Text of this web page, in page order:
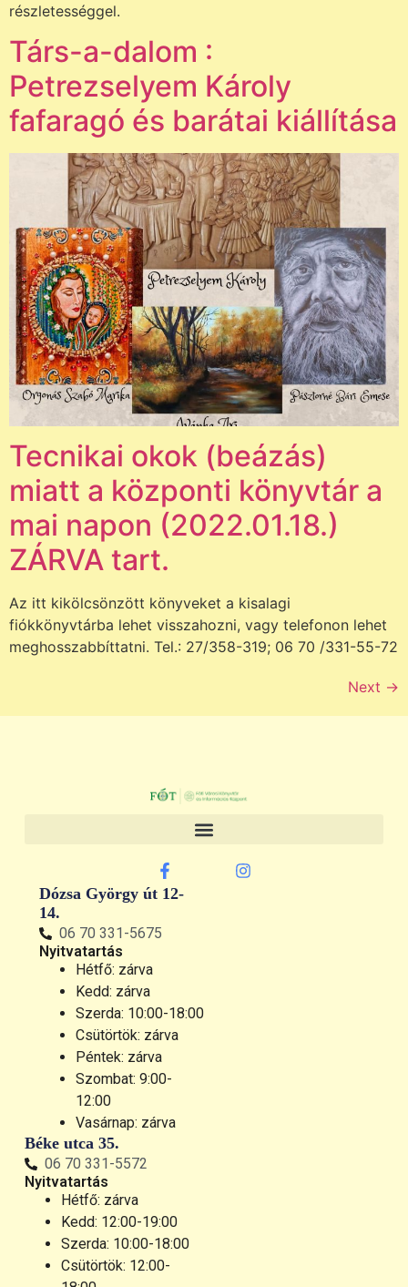
részletességgel.
Társ-a-dalom :
Petrezselyem Károly
fafaragó és barátai kiállítása
Tecnikai okok (beázás)
miatt a központi könyvtár a
mai napon (2022.01.18.)
ZÁRVA tart.
Az itt kikölcsönzött könyveket a kisalagi
fiókkönyvtárba lehet visszahozni, vagy telefonon lehet
meghosszabbíttatni. Tel.: 27/358-319; 06 70 /331-55-72
Next →
Béke utca 35.
06 70 331-5572
Nyitvatartás
Hétfő: zárva
Kedd: 12:00-19:00
Szerda: 10:00-18:00
Csütörtök: 12:00-
Dózsa György út 12-
14.
06 70 331-5675
Nyitvatartás
Hétfő: zárva
Kedd: zárva
Szerda: 10:00-18:00
Csütörtök: zárva
Péntek: zárva
Szombat: 9:00-
12:00
Vasárnap: zárva